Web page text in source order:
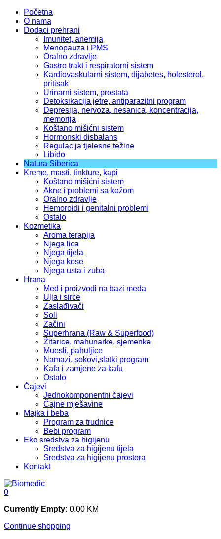
Početna
O nama
Dodaci prehrani
Imunitet, anemija
Menopauza i PMS
Oralno zdravlje
Gastro trakt i respiratorni sistem
Kardiovaskularni sistem, dijabetes, holesterol,
pritisak
Urinarni sistem, prostata
Detoksikacija jetre, antiparazitni program
Depresija, nervoza, nesanica, koncentracija,
memorija
Koštano mišićni sistem
Hormonski disbalans
Regulacija tjelesne težine
Libido
Natura Siberica
Kreme, masti, tinkture, kapi
Koštano mišićni sistem
Akne i problemi sa kožom
Oralno zdravlje
Hemoroidi i genitalni problemi
Ostalo
Kozmetika
Aroma terapija
Njega lica
Njega tijela
Njega kose
Njega usta i zuba
Hrana
Med i proizvodi na bazi meda
Ulja i sirće
Zaslađivači
Soli
Začini
Superhrana (Raw & Superfood)
Žitarice, mahunarke, sjemenke
Muesli, pahuljice
Namazi, sokovi,slatki program
Kafa i zamjene za kafu
Ostalo
Čajevi
Jednokomponentni čajevi
Čajne mješavine
Majka i beba
Program za trudnice
Bebi program
Eko sredstva za higijenu
Sredstva za higijenu tijela
Sredstva za higijenu prostora
Kontakt
0
Currently Empty: 0.00 KM
Continue shopping